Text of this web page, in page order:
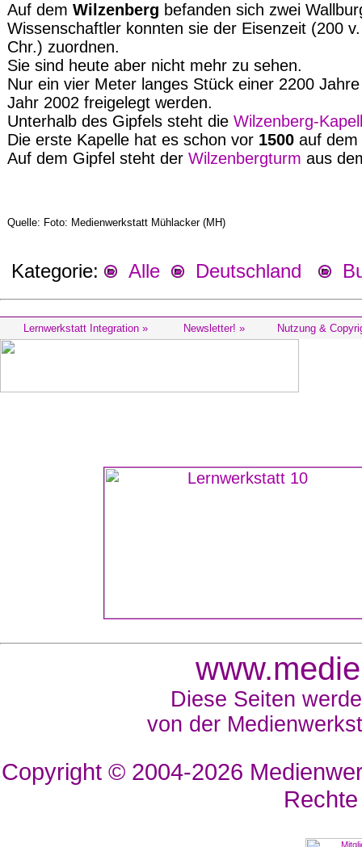
Auf dem Wilzenberg befanden sich zwei
Wissenschaftler konnten sie der Eisenzeit (200
Chr.) zuordnen.
Sie sind heute aber nicht mehr zu sehen.
Nur ein vier Meter langes Stück einer 2200
Jahr 2002 freigelegt werden.
Unterhalb des Gipfels steht die Wilzenberg-
Die erste Kapelle hat es schon vor 1500 auf dem
Auf dem Gipfel steht der Wilzenbergturm aus
Quelle: Foto: Medienwerkstatt Mühlacker (MH)
Kategorie: Alle Deutschland
Lernwerkstatt Integration » Newsletter! » Nutzung &
Diese Seiten
von der
Copyright © 2004-2026